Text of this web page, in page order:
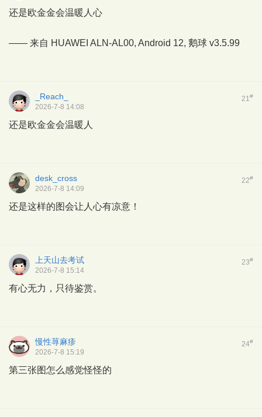
还是欧金金会温暖人心
—— 来自 HUAWEI ALN-AL00, Android 12, 鹅球 v3.5.99
21#
_Reach_
2026-7-8 14:08
还是欧金金会温暖人
22#
desk_cross
2026-7-8 14:09
还是这样的图会让人心有凉意！
23#
上天山去考试
2026-7-8 15:14
有心无力，只待鉴赏。
24#
慢性荨麻疹
2026-7-8 15:19
第三张图怎么感觉怪怪的